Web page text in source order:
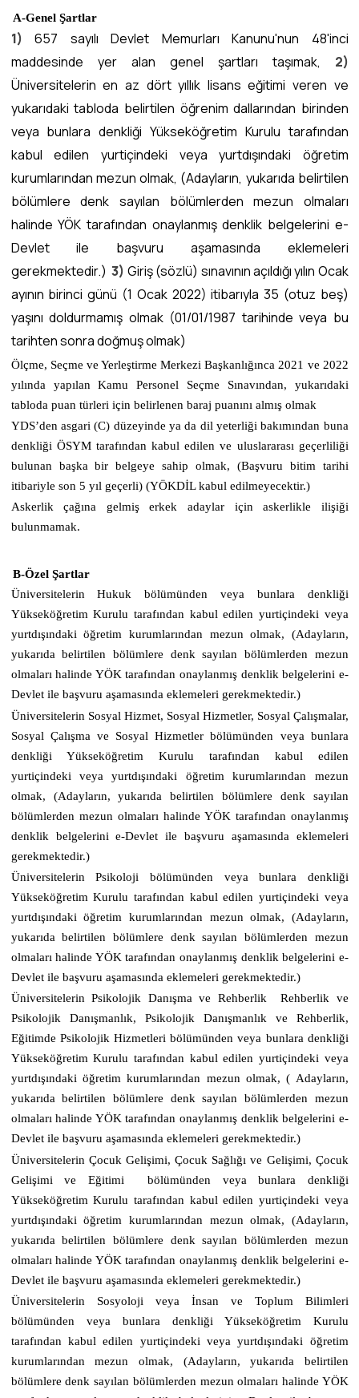
A-Genel Şartlar
1) 657 sayılı Devlet Memurları Kanunu'nun 48'inci
maddesinde yer alan genel şartları taşımak, 2)
Üniversitelerin en az dört yıllık lisans eğitimi veren ve
yukarıdaki tabloda belirtilen öğrenim dallarından birinden
veya bunlara denkliği Yükseköğretim Kurulu tarafından
kabul edilen yurtiçindeki veya yurtdışındaki öğretim
kurumlarından mezun olmak, (Adayların, yukarıda belirtilen
bölümlere denk sayılan bölümlerden mezun olmaları
halinde YÖK tarafından onaylanmış denklik belgelerini e-
Devlet ile başvuru aşamasında eklemeleri
gerekmektedir.)3) Giriş (sözlü) sınavının açıldığı yılın Ocak
ayının birinci günü (1 Ocak 2022) itibarıyla 35 (otuz beş)
yaşını doldurmamış olmak (01/01/1987 tarihinde veya bu
tarihten sonra doğmuş olmak)
Ölçme, Seçme ve Yerleştirme Merkezi Başkanlığınca 2021 ve 2022
yılında yapılan Kamu Personel Seçme Sınavından, yukarıdaki
tabloda puan türleri için belirlenen baraj puanını almış olmak
YDS’den asgari (C) düzeyinde ya da dil yeterliği bakımından buna
denkliği ÖSYM tarafından kabul edilen ve uluslararası geçerliliği
bulunan başka bir belgeye sahip olmak, (Başvuru bitim tarihi
itibariyle son 5 yıl geçerli) (YÖKDİL kabul edilmeyecektir.)
Askerlik çağına gelmiş erkek adaylar için askerlikle ilişiği
bulunmamak.
B-Özel Şartlar
Üniversitelerin Hukuk bölümünden veya bunlara denkliği
Yükseköğretim Kurulu tarafından kabul edilen yurtiçindeki veya
yurtdışındaki öğretim kurumlarından mezun olmak, (Adayların,
yukarıda belirtilen bölümlere denk sayılan bölümlerden mezun
olmaları halinde YÖK tarafından onaylanmış denklik belgelerini e-
Devlet ile başvuru aşamasında eklemeleri gerekmektedir.)
Üniversitelerin Sosyal Hizmet, Sosyal Hizmetler, Sosyal Çalışmalar,
Sosyal Çalışma ve Sosyal Hizmetler bölümünden veya bunlara
denkliği Yükseköğretim Kurulu tarafından kabul edilen
yurtiçindeki veya yurtdışındaki öğretim kurumlarından mezun
olmak, (Adayların, yukarıda belirtilen bölümlere denk sayılan
bölümlerden mezun olmaları halinde YÖK tarafından onaylanmış
denklik belgelerini e-Devlet ile başvuru aşamasında eklemeleri
gerekmektedir.)
Üniversitelerin Psikoloji bölümünden veya bunlara denkliği
Yükseköğretim Kurulu tarafından kabul edilen yurtiçindeki veya
yurtdışındaki öğretim kurumlarından mezun olmak, (Adayların,
yukarıda belirtilen bölümlere denk sayılan bölümlerden mezun
olmaları halinde YÖK tarafından onaylanmış denklik belgelerini e-
Devlet ile başvuru aşamasında eklemeleri gerekmektedir.)
Üniversitelerin Psikolojik Danışma ve Rehberlik Rehberlik ve
Psikolojik Danışmanlık, Psikolojik Danışmanlık ve Rehberlik,
Eğitimde Psikolojik Hizmetleri bölümünden veya bunlara denkliği
Yükseköğretim Kurulu tarafından kabul edilen yurtiçindeki veya
yurtdışındaki öğretim kurumlarından mezun olmak, ( Adayların,
yukarıda belirtilen bölümlere denk sayılan bölümlerden mezun
olmaları halinde YÖK tarafından onaylanmış denklik belgelerini e-
Devlet ile başvuru aşamasında eklemeleri gerekmektedir.)
Üniversitelerin Çocuk Gelişimi, Çocuk Sağlığı ve Gelişimi, Çocuk
Gelişimi ve Eğitimi bölümünden veya bunlara denkliği
Yükseköğretim Kurulu tarafından kabul edilen yurtiçindeki veya
yurtdışındaki öğretim kurumlarından mezun olmak, (Adayların,
yukarıda belirtilen bölümlere denk sayılan bölümlerden mezun
olmaları halinde YÖK tarafından onaylanmış denklik belgelerini e-
Devlet ile başvuru aşamasında eklemeleri gerekmektedir.)
Üniversitelerin Sosyoloji veya İnsan ve Toplum Bilimleri
bölümünden veya bunlara denkliği Yükseköğretim Kurulu
tarafından kabul edilen yurtiçindeki veya yurtdışındaki öğretim
kurumlarından mezun olmak, (Adayların, yukarıda belirtilen
bölümlere denk sayılan bölümlerden mezun olmaları halinde YÖK